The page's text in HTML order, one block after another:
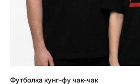
Футболка кунг-фу чак-чак